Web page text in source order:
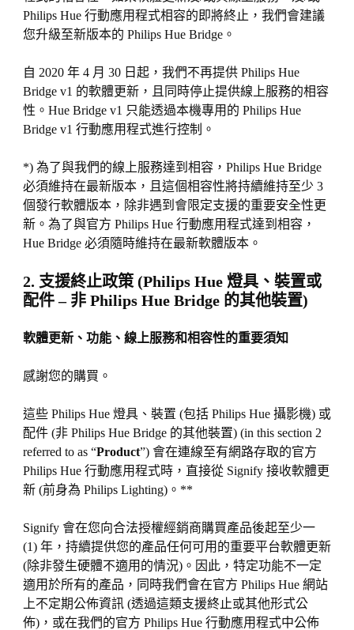
Philips Hue 行動應用程式相容的即將終止，我們會建議
您升級至新版本的 Philips Hue Bridge。
自 2020 年 4 月 30 日起，我們不再提供 Philips Hue
Bridge v1 的軟體更新，且同時停止提供線上服務的相容
性。Hue Bridge v1 只能透過本機專用的 Philips Hue
Bridge v1 行動應用程式進行控制。
*) 為了與我們的線上服務達到相容，Philips Hue Bridge
必須維持在最新版本，且這個相容性將持續維持至少 3
個發行軟體版本，除非遇到會限定支援的重要安全性更
新。為了與官方 Philips Hue 行動應用程式達到相容，
Hue Bridge 必須隨時維持在最新軟體版本。
2. 支援終止政策 (Philips Hue 燈具、裝置或
配件 – 非 Philips Hue Bridge 的其他裝置)
軟體更新、功能、線上服務和相容性的重要須知
感謝您的購買。
這些 Philips Hue 燈具、裝置 (包括 Philips Hue 攝影機) 或
配件 (非 Philips Hue Bridge 的其他裝置) (in this section 2
referred to as “Product”) 會在連線至有網路存取的官方
Philips Hue 行動應用程式時，直接從 Signify 接收軟體更
新 (前身為 Philips Lighting)。**
Signify 會在您向合法授權經銷商購買產品後起至少一
(1) 年，持續提供您的產品任何可用的重要平台軟體更新
(除非發生硬體不適用的情況)。因此，特定功能不一定
適用於所有的產品，同時我們會在官方 Philips Hue 網站
上不定期公佈資訊 (透過這類支援終止或其他形式公
佈)，或在我們的官方 Philips Hue 行動應用程式中公佈